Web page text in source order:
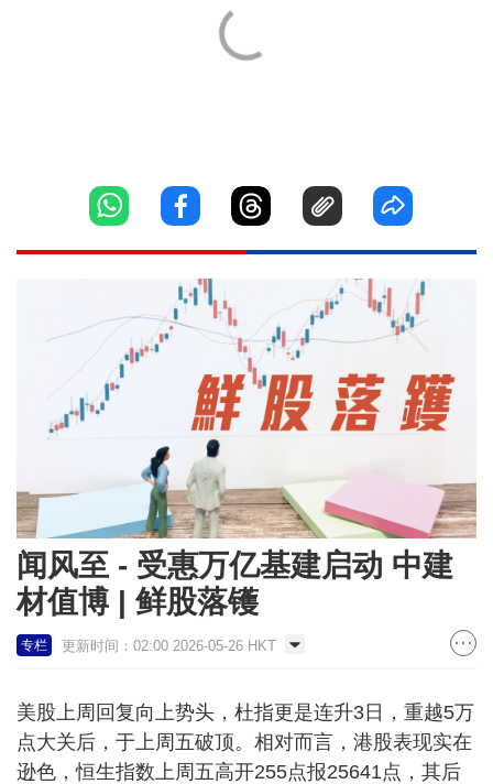
闻风至 - 受惠万亿基建启动 中建
材值博 | 鲜股落镬
专栏 更新时间：02:00 2026-05-26 HKT
美股上周回复向上势头，杜指更是连升3日，重越5万
点大关后，于上周五破顶。相对而言，港股表现实在
逊色，恒生指数上周五高开255点报25641点，其后